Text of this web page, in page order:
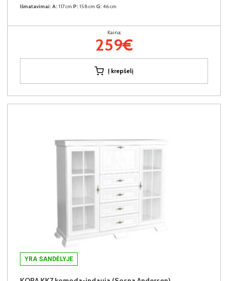
Išmatavimai: A: 117cm P: 158cm G: 46cm
Kaina:
259€
Į krepšelį
YRA SANDĖLYJE